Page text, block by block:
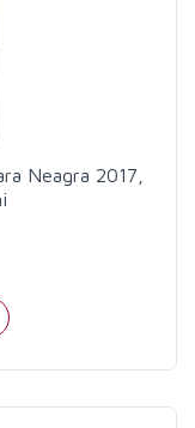
Neagra 2017,